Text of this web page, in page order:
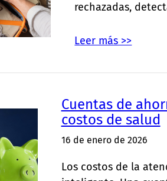
rechazadas,
Leer más >>
Cuentas de
costos de salud
16 de enero de 2026
Los costos de la